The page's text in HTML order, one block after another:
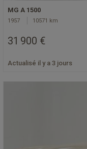
MG A 1500
1957 10571 km
31 900 €
Actualisé il y a 3 jours